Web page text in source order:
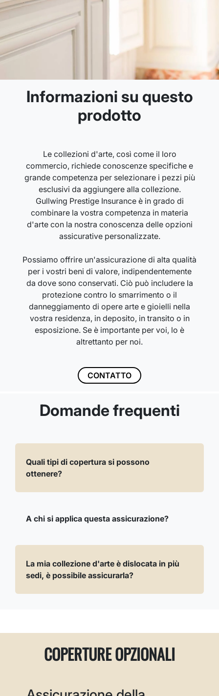
Informazioni su questo
prodotto
Le collezioni d'arte, così come il loro
commercio, richiede conoscenze specifiche e
grande competenza per selezionare i pezzi più
esclusivi da aggiungere alla collezione.
Gullwing Prestige Insurance è in grado di
combinare la vostra competenza in materia
d'arte con la nostra conoscenza delle opzioni
assicurative personalizzate.
Possiamo offrire un'assicurazione di alta qualità
per i vostri beni di valore, indipendentemente
da dove sono conservati. Ciò può includere la
protezione contro lo smarrimento o il
danneggiamento di opere arte e gioielli nella
vostra residenza, in deposito, in transito o in
esposizione. Se è importante per voi, lo è
altrettanto per noi.
CONTATTO
Domande frequenti
Quali tipi di copertura si possono
ottenere?
A chi si applica questa assicurazione?
La mia collezione d'arte è dislocata in più
sedi, è possibile assicurarla?
COPERTURE OPZIONALI